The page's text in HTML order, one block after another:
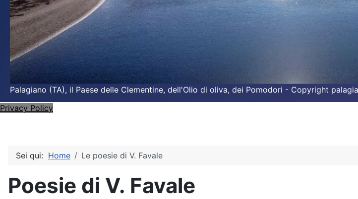
Palagiano (TA), il Paese delle Clementine, dell'Olio di oliva, dei Pomodori - Copyright
Privacy Policy
Sei qui: Home Le poesie di V. Favale
Poesie di V. Favale